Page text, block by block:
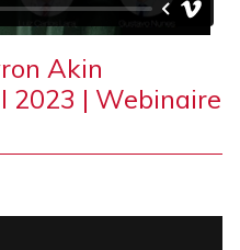
Akin
2023 | Webinaire